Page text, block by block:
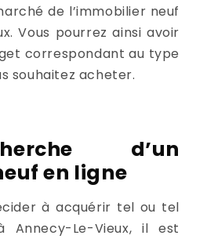
de l’immobilier neuf
Vous pourrez ainsi avoir
correspondant au type
souhaitez acheter.
d’un
en ligne
à acquérir tel ou tel
Annecy-Le-Vieux, il est